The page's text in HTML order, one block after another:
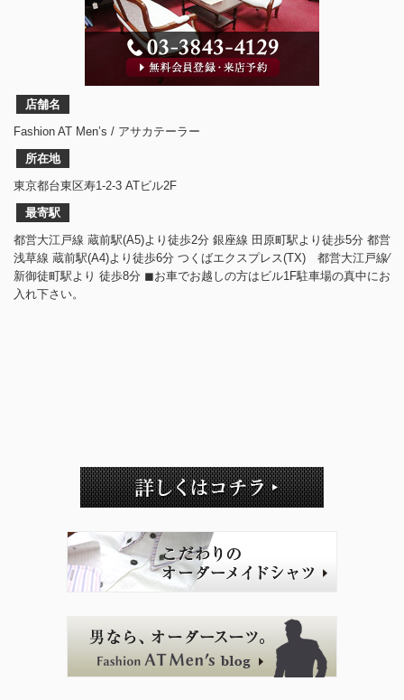
店舗名
Fashion AT Men’s / アサカテーラー
所在地
東京都台東区寿1-2-3 ATビル2F
最寄駅
都営大江戸線 蔵前駅(A5)より徒歩2分 銀座線 田原町駅より徒歩5分 都営
浅草線 蔵前駅(A4)より徒歩6分 つくばエクスプレス(TX) 都営大江戸線⁄
新御徒町駅より 徒歩8分 ◼︎お車でお越しの方はビル1F駐車場の真中にお
入れ下さい。